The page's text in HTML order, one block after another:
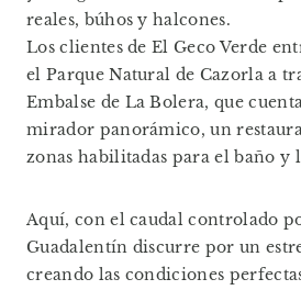
reales, búhos y halcones.
Los clientes de El Geco Verde
el Parque Natural de Cazorla a
Embalse de La Bolera, que
mirador panorámico, un
zonas habilitadas para el baño y
Aquí, con el caudal controlado
Guadalentín discurre por un
creando las condiciones